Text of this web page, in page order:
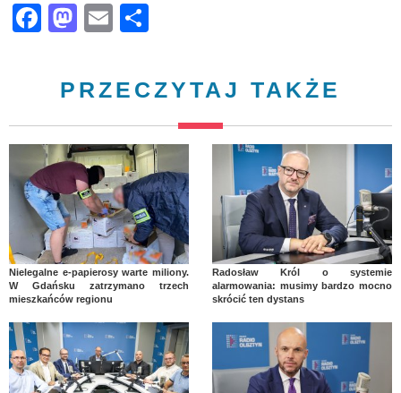
Facebook
Mastodon
Email
PRZECZYTAJ TAKŻE
Nielegalne e-papierosy warte miliony.
W Gdańsku zatrzymano trzech
mieszkańców regionu
Radosław Król o systemie
alarmowania: musimy bardzo mocno
skrócić ten dystans